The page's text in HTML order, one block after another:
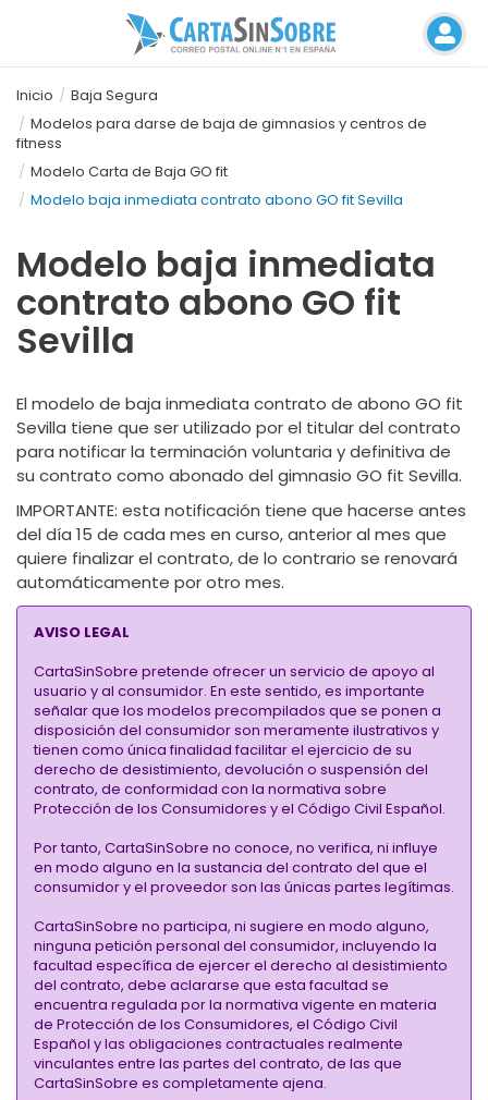
Inicio
Baja Segura
Modelos para darse de baja de gimnasios y centros de
fitness
Modelo Carta de Baja GO fit
Modelo baja inmediata contrato abono GO fit Sevilla
Modelo baja inmediata
contrato abono GO fit
Sevilla
El modelo de baja inmediata contrato de abono GO fit
Sevilla tiene que ser utilizado por el titular del contrato
para notificar la terminación voluntaria y definitiva de
su contrato como abonado del gimnasio GO fit Sevilla.
IMPORTANTE: esta notificación tiene que hacerse antes
del día 15 de cada mes en curso, anterior al mes que
quiere finalizar el contrato, de lo contrario se renovará
automáticamente por otro mes.
AVISO LEGAL
CartaSinSobre pretende ofrecer un servicio de apoyo al
usuario y al consumidor. En este sentido, es importante
señalar que los modelos precompilados que se ponen a
disposición del consumidor son meramente ilustrativos y
tienen como única finalidad facilitar el ejercicio de su
derecho de desistimiento, devolución o suspensión del
contrato, de conformidad con la normativa sobre
Protección de los Consumidores y el Código Civil Español.
Por tanto, CartaSinSobre no conoce, no verifica, ni influye
en modo alguno en la sustancia del contrato del que el
consumidor y el proveedor son las únicas partes legítimas.
CartaSinSobre no participa, ni sugiere en modo alguno,
ninguna petición personal del consumidor, incluyendo la
facultad específica de ejercer el derecho al desistimiento
del contrato, debe aclararse que esta facultad se
encuentra regulada por la normativa vigente en materia
de Protección de los Consumidores, el Código Civil
Español y las obligaciones contractuales realmente
vinculantes entre las partes del contrato, de las que
CartaSinSobre es completamente ajena.